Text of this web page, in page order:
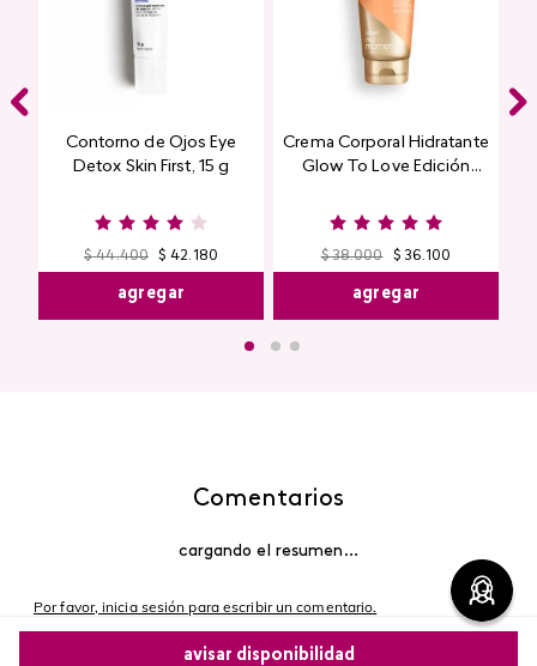
avisar disponibilidad
Contorno de Ojos Eye
Detox Skin First, 15 g
$ 44.400 $ 42.180
agregar
Crema Corporal Hidratante
Glow To Love Edición
$ 38.000 $ 36.100
agregar
Comentarios
cargando el resumen…
Por favor, inicia sesión para escribir un comentario.